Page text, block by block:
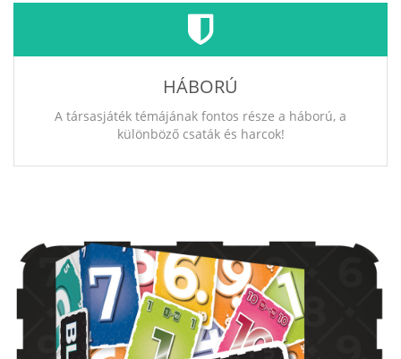
HÁBORÚ
A társasjáték témájának fontos része a háború, a
különböző csaták és harcok!